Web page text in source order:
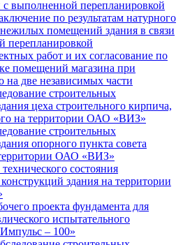
выполненной перепланировкой
по результатам натурного
помещений здания в связи
перепланировкой
работ и их согласование по
помещений магазина при
на две независимых части
строительных
цеха строительного кирпича,
на территории ОАО «ВИЗ»
строительных
опорного пункта совета
ОАО «ВИЗ»
состояния
здания на территории
проекта фундамента для
испытательного
– 100»